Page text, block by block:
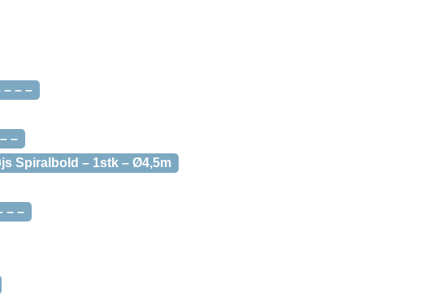
– –
–
Spiralbold – 1stk – Ø4,5m
– –